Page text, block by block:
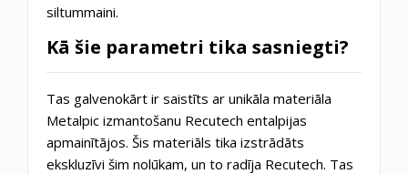
siltummaini.
Kā šie parametri tika sasniegti?
Tas galvenokārt ir saistīts ar unikāla materiāla
Metalpic izmantošanu Recutech entalpijas
apmainītājos. Šis materiāls tika izstrādāts
ekskluzīvi šim nolūkam, un to radīja Recutech. Tas